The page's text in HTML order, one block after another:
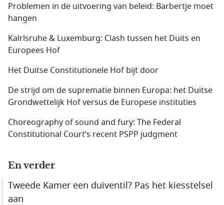
Problemen in de uitvoering van beleid: Barbertje moet
hangen
Kalrlsruhe & Luxemburg: Clash tussen het Duits en
Europees Hof
Het Duitse Constitutionele Hof bijt door
De strijd om de suprematie binnen Europa: het Duitse
Grondwettelijk Hof versus de Europese instituties
Choreography of sound and fury: The Federal
Constitutional Court’s recent PSPP judgment
En verder
Tweede Kamer een duiventil? Pas het kiesstelsel
aan